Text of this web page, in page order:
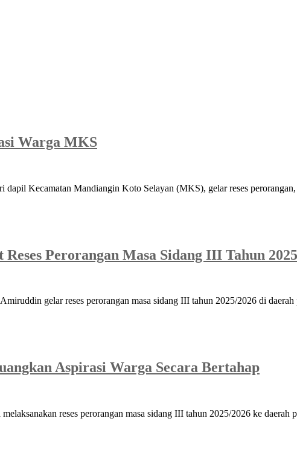
Warga MKS
Kecamatan Mandiangin Koto Selayan (MKS), gelar reses
Perorangan Masa Sidang III Tahun
gelar reses perorangan masa sidang III tahun 2025/2026 di
Aspirasi Warga Secara Bertahap
reses perorangan masa sidang III tahun 2025/2026 ke daerah